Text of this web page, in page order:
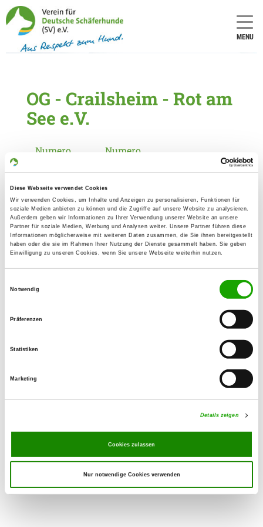
Diese Webseite verwendet Cookies
Wir verwenden Cookies, um Inhalte und Anzeigen zu personalisieren, Funktionen für
soziale Medien anbieten zu können und die Zugriffe auf unsere Website zu analysieren.
Außerdem geben wir Informationen zu Ihrer Verwendung unserer Website an unsere
Partner für soziale Medien, Werbung und Analysen weiter. Unsere Partner führen diese
Informationen möglicherweise mit weiteren Daten zusammen, die Sie ihnen bereitgestellt
haben oder die sie im Rahmen Ihrer Nutzung der Dienste gesammelt haben. Sie geben
Einwilligung zu unseren Cookies, wenn Sie unsere Webseite weiterhin nutzen.
Notwendig
Präferenzen
Statistiken
Marketing
Details zeigen
Cookies zulassen
Nur notwendige Cookies verwenden
MENU
OG - Crailsheim - Rot am
See e.V.
Numero
1464
Numero
13
Informationen zur Ortsgruppe
Crailsheim - Rot am See e.V.
Kontakt:
Sonja Lotterer
Münsterländerweg 3
26446 Friedeburg
Am Weinertsfeld
Handy: